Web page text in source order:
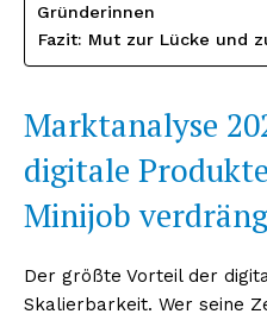
Gründerinnen
Fazit: Mut zur Lücke und
Marktanalyse
digitale
Minijob
Der größte Vorteil der
Skalierbarkeit. Wer seine